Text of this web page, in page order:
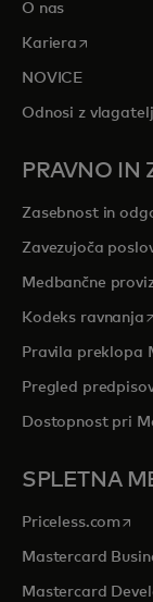
O nas
Kariera opens in a
NOVICE
Odnosi z
PRAVNO IN
Zasebnost in
Zavezujoča
Medbančne
Kodeks ravnanja
Pravila preklopa
Pregled
Dostopnost pri
SPLETNA
Priceless.com
Mastercard
Mastercard